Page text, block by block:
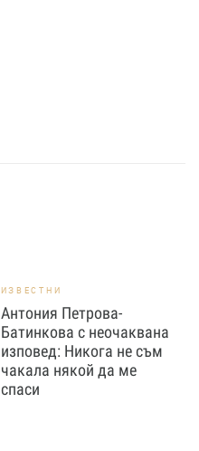
ИЗВЕСТНИ
Антония Петрова-
Батинкова с неочаквана
изповед: Никога не съм
чакала някой да ме
спаси